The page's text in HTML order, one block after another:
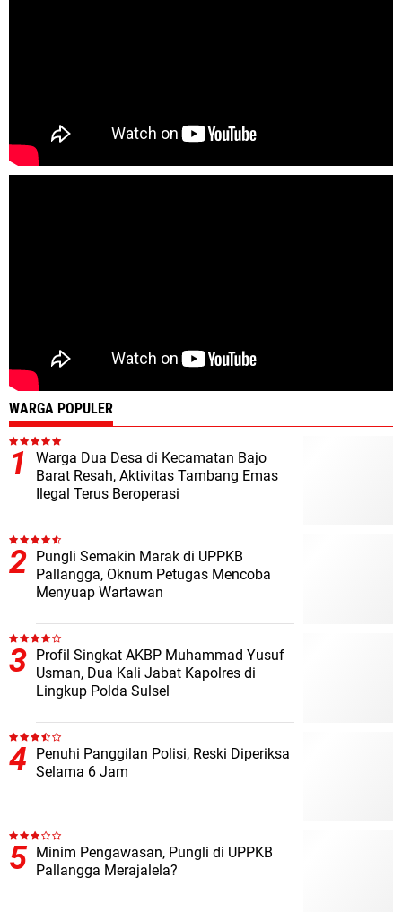
WARGA POPULER
Warga Dua Desa di Kecamatan Bajo
Barat Resah, Aktivitas Tambang Emas
Ilegal Terus Beroperasi
Pungli Semakin Marak di UPPKB
Pallangga, Oknum Petugas Mencoba
Menyuap Wartawan
Profil Singkat AKBP Muhammad Yusuf
Usman, Dua Kali Jabat Kapolres di
Lingkup Polda Sulsel
Penuhi Panggilan Polisi, Reski Diperiksa
Selama 6 Jam
Minim Pengawasan, Pungli di UPPKB
Pallangga Merajalela?